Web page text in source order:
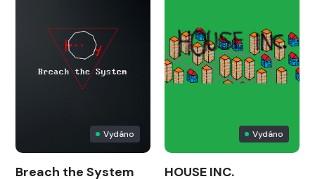
Vydáno
Breach the System
Vydáno
HOUSE INC.